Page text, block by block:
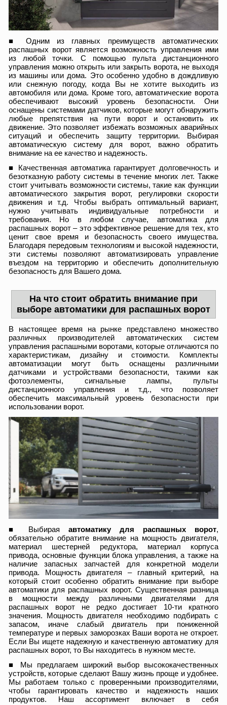
■ Одним из главных преимуществ автоматических
распашных ворот является возможность управления ими
из любой точки. С помощью пульта дистанционного
управления можно открыть или закрыть ворота, не выходя
из машины или дома. Это особенно удобно в дождливую
или снежную погоду, когда Вы не хотите выходить из
автомобиля или дома. Кроме того, автоматические ворота
обеспечивают высокий уровень безопасности. Они
оснащены системами датчиков, которые могут обнаружить
любые препятствия на пути ворот и остановить их
движение. Это позволяет избежать возможных аварийных
ситуаций и обеспечить защиту территории. Выбирая
автоматическую систему для ворот, важно обратить
внимание на ее качество и надежность.
■ Качественная автоматика гарантирует долговечность и
безотказную работу системы в течение многих лет. Также
стоит учитывать возможности системы, такие как функции
автоматического закрытия ворот, регулировки скорости
движения и т.д. Чтобы выбрать оптимальный вариант,
нужно учитывать индивидуальные потребности и
требования. Но в любом случае, автоматика для
распашных ворот – это эффективное решение для тех, кто
ценит свое время и безопасность своего имущества.
Благодаря передовым технологиям и высокой надежности,
эти системы позволяют автоматизировать управление
въездом на территорию и обеспечить дополнительную
безопасность для Вашего дома.
На что стоит обратить внимание при
выборе автоматики для распашных ворот
В настоящее время на рынке представлено множество
различных производителей автоматических систем
управления распашными воротами, которые отличаются по
характеристикам, дизайну и стоимости. Комплекты
автоматизации могут быть оснащены различными
датчиками и устройствами безопасности, такими как
фотоэлементы, сигнальные лампы, пульты
дистанционного управления и т.д., что позволяет
обеспечить максимальный уровень безопасности при
использовании ворот.
■ Выбирая автоматику для распашных ворот,
обязательно обратите внимание на мощность двигателя,
материал шестерней редуктора, материал корпуса
привода, основные функции блока управления, а также на
наличие запасных запчастей для конкретной модели
привода. Мощность двигателя – главный критерий, на
который стоит особенно обратить внимание при выборе
автоматики для распашных ворот. Существенная разница
в мощности между различными двигателями для
распашных ворот не редко достигает 10-ти кратного
значения. Мощность двигателя необходимо подбирать с
запасом, иначе слабый двигатель при пониженной
температуре и первых заморозках Ваши ворота не откроет.
Если Вы ищете надежную и качественную автоматику для
распашных ворот, то Вы находитесь в нужном месте.
■ Мы предлагаем широкий выбор высококачественных
устройств, которые сделают Вашу жизнь проще и удобнее.
Мы работаем только с проверенными производителями,
чтобы гарантировать качество и надежность наших
продуктов. Наш ассортимент включает в себя